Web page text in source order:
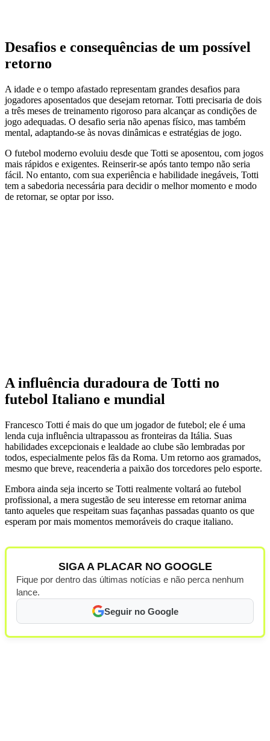
Desafios e consequências de um possível
retorno
A idade e o tempo afastado representam grandes desafios para
jogadores aposentados que desejam retornar. Totti precisaria de dois
a três meses de treinamento rigoroso para alcançar as condições de
jogo adequadas. O desafio seria não apenas físico, mas também
mental, adaptando-se às novas dinâmicas e estratégias de jogo.
O futebol moderno evoluiu desde que Totti se aposentou, com jogos
mais rápidos e exigentes. Reinserir-se após tanto tempo não seria
fácil. No entanto, com sua experiência e habilidade inegáveis, Totti
tem a sabedoria necessária para decidir o melhor momento e modo
de retornar, se optar por isso.
A influência duradoura de Totti no
futebol Italiano e mundial
Francesco Totti é mais do que um jogador de futebol; ele é uma
lenda cuja influência ultrapassou as fronteiras da Itália. Suas
habilidades excepcionais e lealdade ao clube são lembradas por
todos, especialmente pelos fãs da Roma. Um retorno aos gramados,
mesmo que breve, reacenderia a paixão dos torcedores pelo esporte.
Embora ainda seja incerto se Totti realmente voltará ao futebol
profissional, a mera sugestão de seu interesse em retornar anima
tanto aqueles que respeitam suas façanhas passadas quanto os que
esperam por mais momentos memoráveis do craque italiano.
SIGA A PLACAR NO GOOGLE
Fique por dentro das últimas notícias e não perca nenhum
lance.
Seguir no Google